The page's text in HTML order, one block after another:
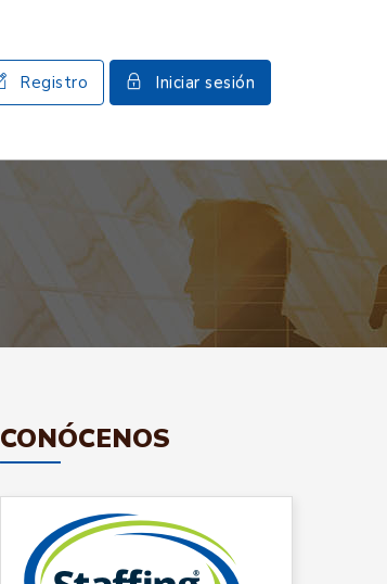
Registro Iniciar sesión
CONÓCENOS